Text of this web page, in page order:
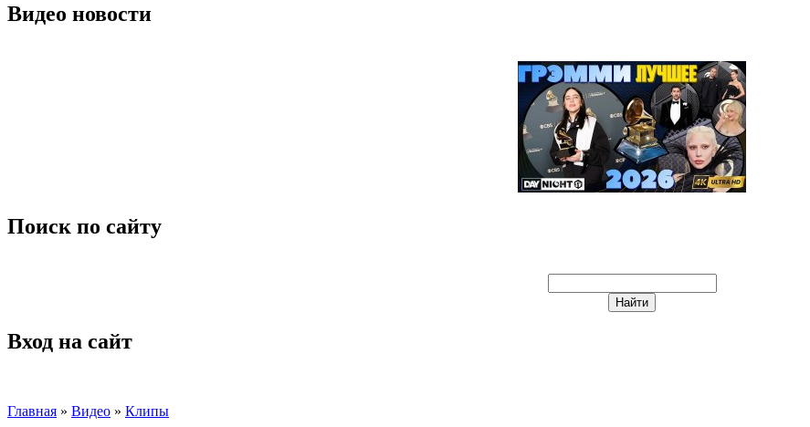
Видео новости
Поиск по сайту
Вход на сайт
Главная » Видео » Клипы